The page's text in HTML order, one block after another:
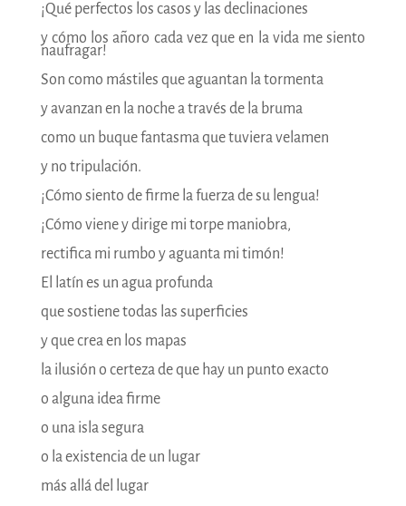
¡Qué perfectos los casos y las declinaciones
y cómo los añoro cada vez que en la vida me siento
naufragar!
Son como mástiles que aguantan la tormenta
y avanzan en la noche a través de la bruma
como un buque fantasma que tuviera velamen
y no tripulación.
¡Cómo siento de firme la fuerza de su lengua!
¡Cómo viene y dirige mi torpe maniobra,
rectifica mi rumbo y aguanta mi timón!
El latín es un agua profunda
que sostiene todas las superficies
y que crea en los mapas
la ilusión o certeza de que hay un punto exacto
o alguna idea firme
o una isla segura
o la existencia de un lugar
más allá del lugar